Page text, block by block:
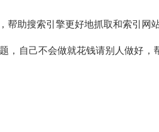
帮助搜索引擎更好地抓取和索引网站
，自己不会做就花钱请别人做好，